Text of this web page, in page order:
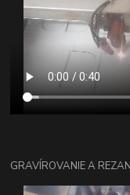
GRAVÍROVANIE A